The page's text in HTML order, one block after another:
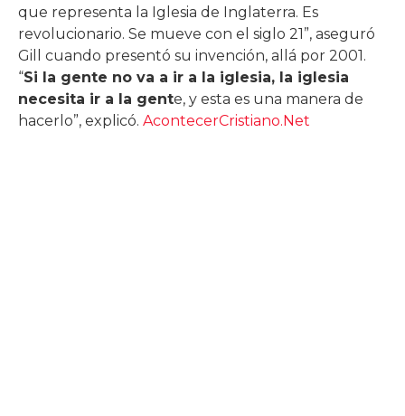
que representa la Iglesia de Inglaterra. Es
revolucionario. Se mueve con el siglo 21”, aseguró
Gill cuando presentó su invención, allá por 2001.
“Si la gente no va a ir a la iglesia, la iglesia
necesita ir a la gente, y esta es una manera de
hacerlo”, explicó. AcontecerCristiano.Net